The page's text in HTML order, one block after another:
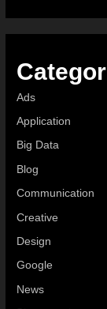
Ads
Application
Big Data
Blog
Communication
Creative
Design
Google
News